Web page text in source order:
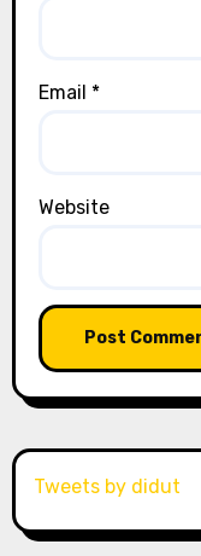
Email *
Website
Tweets by didut